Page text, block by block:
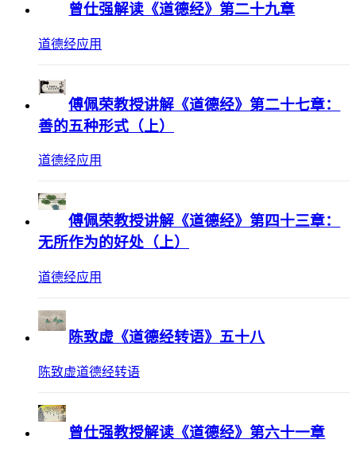
曾仕强解读《道德经》第二十九章
道德经应用
傅佩荣教授讲解《道德经》第二十七章：
善的五种形式（上）
道德经应用
傅佩荣教授讲解《道德经》第四十三章：
无所作为的好处（上）
道德经应用
陈致虚《道德经转语》五十八
陈致虚道德经转语
曾仕强教授解读《道德经》第六十一章